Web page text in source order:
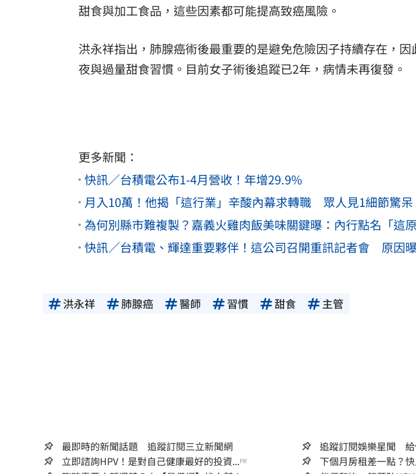
甜食與加工食品，這些因素都可能提高致癌風險。
洪永祥指出，肺腺癌術後最重要的是避免危險因子持續存在，
夜與過量甜食習慣。目前女子術後追蹤已2年，病情未再復發。
更多新聞：
快訊／台積電公布1-4月營收！年增29.9%
月入10萬！他揭「這行業」辛酸內幕求轉職 眾人見1細節驚呆
為何別縣市難複製？嘉義火雞肉飯美味關鍵曝：內行點名「這
快訊／台積電、輝達重要夥伴！這公司召開重訊記者會 原因
洪永祥 肺腺癌 醫師 習慣 甜食 主管
最即時的新聞話題 追蹤訂閱三立新聞網
追蹤訂閱娛樂星聞 給
立即諮詢HPV！是對自己健康最好的投資...PR 下個月房租差一點？